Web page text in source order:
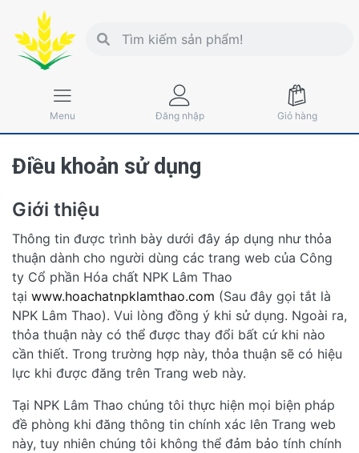
Menu Đăng nhập Giỏ hàng
Điều khoản sử dụng
Giới thiệu
Thông tin được trình bày dưới đây áp dụng như thỏa
thuận dành cho người dùng các trang web của Công
ty Cổ phần Hóa chất NPK Lâm Thao
tại www.hoachatnpklamthao.com (Sau đây gọi tắt là
NPK Lâm Thao). Vui lòng đồng ý khi sử dụng. Ngoài ra,
thỏa thuận này có thể được thay đổi bất cứ khi nào
cần thiết. Trong trường hợp này, thỏa thuận sẽ có hiệu
lực khi được đăng trên Trang web này.
Tại NPK Lâm Thao chúng tôi thực hiện mọi biện pháp
đề phòng khi đăng thông tin chính xác lên Trang web
này, tuy nhiên chúng tôi không thể đảm bảo tính chính